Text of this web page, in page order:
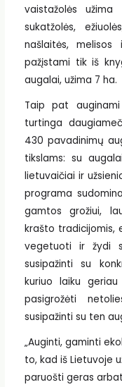
vaistažolės
sukatžolės,
našlaitės,
pažįstami tik iš
augalai, užima 7 ha.
Taip pat
turtinga
430 pavadinimų
tikslams: su
lietuvaičiai ir
programa
gamtos grožiui,
krašto tradicijomis,
vegetuoti ir žydi
susipažinti su
kuriuo laiku
pasigrožėti
susipažinti su ten
„Auginti, gaminti
to, kad iš Lietuvoje
paruošti geras